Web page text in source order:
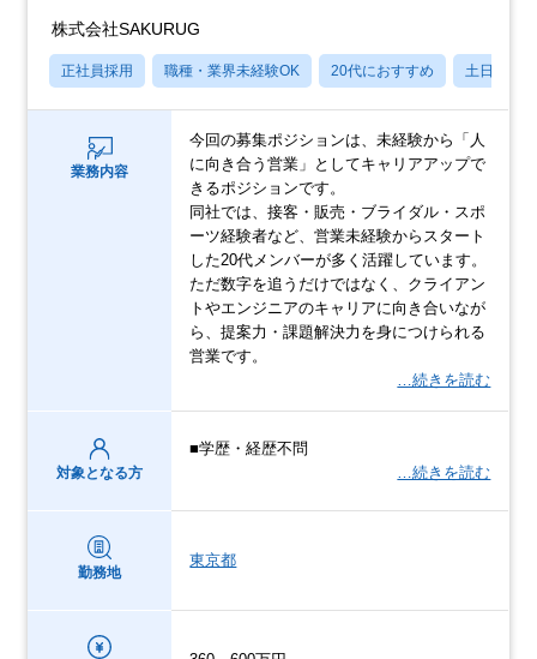
株式会社SAKURUG
正社員採用 職種・業界未経験OK 20代におすすめ 土日祝休み
業務内容
今回の募集ポジションは、未経験から「人
に向き合う営業」としてキャリアアップで
きるポジションです。
同社では、接客・販売・ブライダル・スポ
ーツ経験者など、営業未経験からスタート
した20代メンバーが多く活躍しています。
ただ数字を追うだけではなく、クライアン
トやエンジニアのキャリアに向き合いなが
ら、提案力・課題解決力を身につけられる
営業です。
…続きを読む
対象となる方
■学歴・経歴不問
…続きを読む
勤務地
東京都